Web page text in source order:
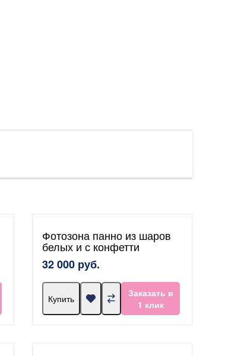
Фотозона панно из шаров
белых и с конфетти
32 000 руб.
Купить
Заказать в
1 клик